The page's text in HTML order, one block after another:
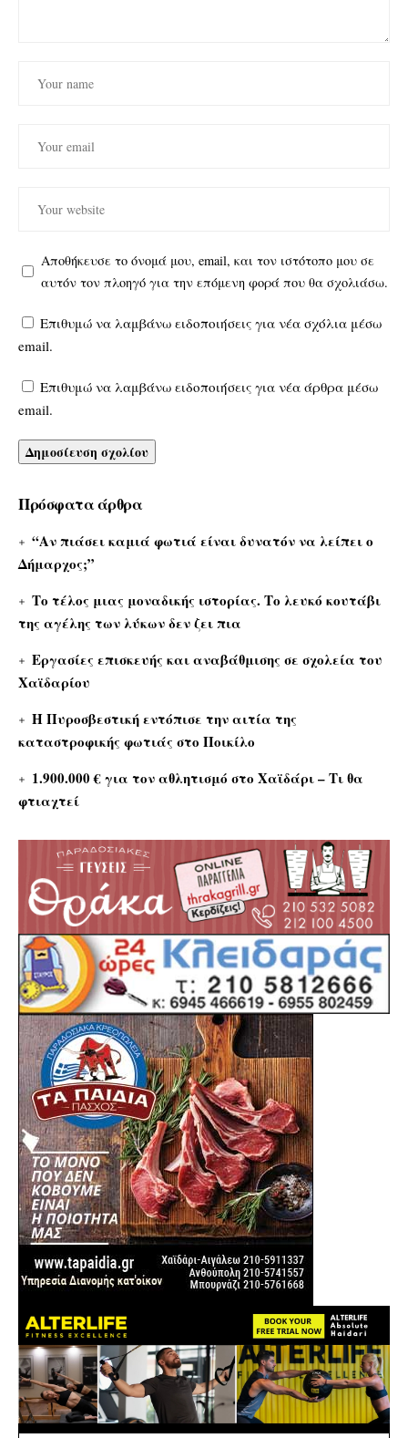
Αποθήκευσε το όνομά μου, email, και τον ιστότοπο μου σε
αυτόν τον πλοηγό για την επόμενη φορά που θα σχολιάσω.
Επιθυμώ να λαμβάνω ειδοποιήσεις για νέα σχόλια μέσω
email.
Επιθυμώ να λαμβάνω ειδοποιήσεις για νέα άρθρα μέσω
email.
Πρόσφατα άρθρα
“Αν πιάσει καμιά φωτιά είναι δυνατόν να λείπει ο
Δήμαρχος;”
Το τέλος μιας μοναδικής ιστορίας. Το λευκό κουτάβι
της αγέλης των λύκων δεν ζει πια
Εργασίες επισκευής και αναβάθμισης σε σχολεία του
Χαϊδαρίου
Η Πυροσβεστική εντόπισε την αιτία της
καταστροφικής φωτιάς στο Ποικίλο
1.900.000 € για τον αθλητισμό στο Χαϊδάρι – Τι θα
φτιαχτεί